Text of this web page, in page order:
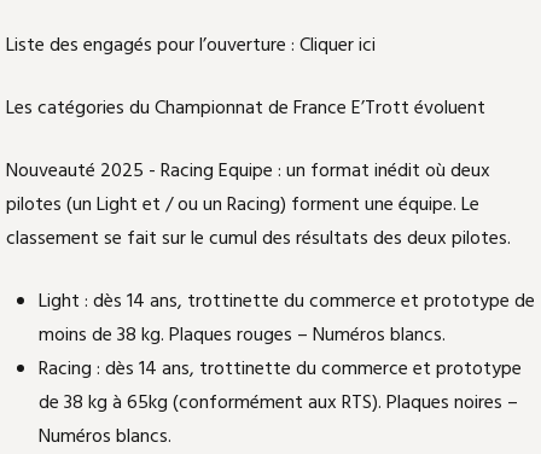
Liste des engagés pour l’ouverture : Cliquer ici
Les catégories du Championnat de France E’Trott évoluent
Nouveauté 2025 - Racing Equipe : un format inédit où deux
pilotes (un Light et / ou un Racing) forment une équipe. Le
classement se fait sur le cumul des résultats des deux pilotes.
Light : dès 14 ans, trottinette du commerce et prototype de
moins de 38 kg. Plaques rouges – Numéros blancs.
Racing : dès 14 ans, trottinette du commerce et prototype
de 38 kg à 65kg (conformément aux RTS). Plaques noires –
Numéros blancs.